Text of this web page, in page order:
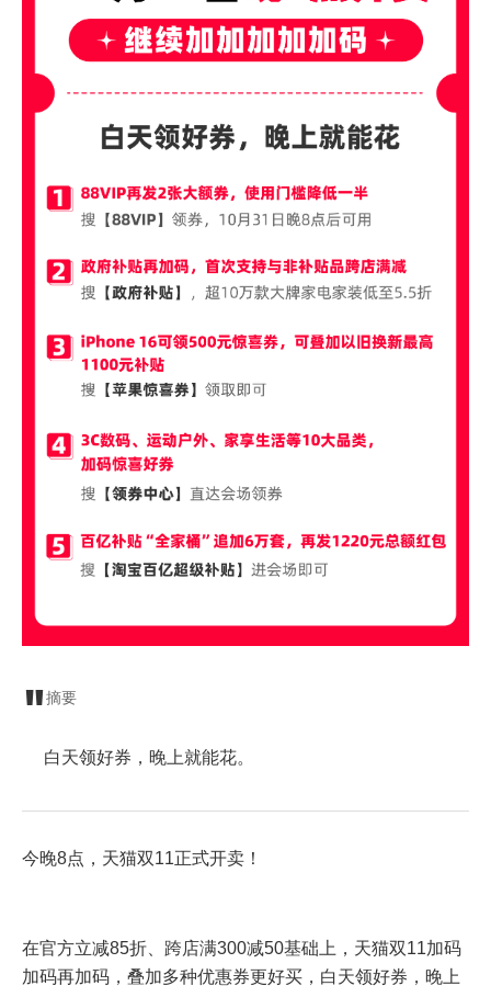
摘要
白天领好券，晚上就能花。
今晚8点，天猫双11正式开卖！
在官方立减85折、跨店满300减50基础上，天猫双11加码
加码再加码，叠加多种优惠券更好买，白天领好券，晚上